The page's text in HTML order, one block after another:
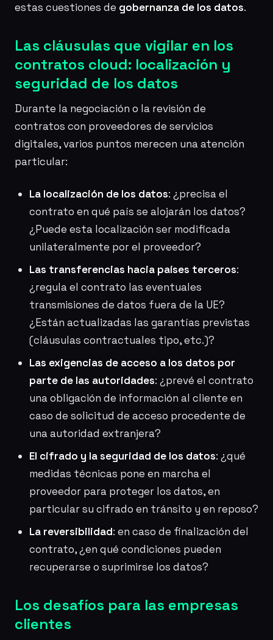
estas cuestiones de gobernanza de los datos.
Las cláusulas que vigilar en los
contratos cloud: localización y
seguridad de los datos
Durante la negociación o la revisión de
contratos con proveedores de servicios
digitales, varios puntos merecen una atención
particular:
La localización de los datos: ¿precisa el
contrato en qué país se alojarán los datos?
¿Puede esta localización ser modificada
unilateralmente por el proveedor?
Las transferencias hacia países terceros:
¿regula el contrato las eventuales
transmisiones de datos fuera de la UE?
¿Están actualizadas las garantías previstas
(cláusulas contractuales tipo, etc.)?
Las exigencias de acceso a los datos por
parte de las autoridades: ¿prevé el contrato
una obligación de información al cliente en
caso de solicitud de acceso procedente de
una autoridad extranjera?
El cifrado y la seguridad de los datos: ¿qué
medidas técnicas pone en marcha el
proveedor para proteger los datos, en
particular su cifrado en tránsito y en reposo?
La reversibilidad: en caso de finalización del
contrato, ¿en qué condiciones pueden
recuperarse o suprimirse los datos?
Los desafíos para las empresas
clientes